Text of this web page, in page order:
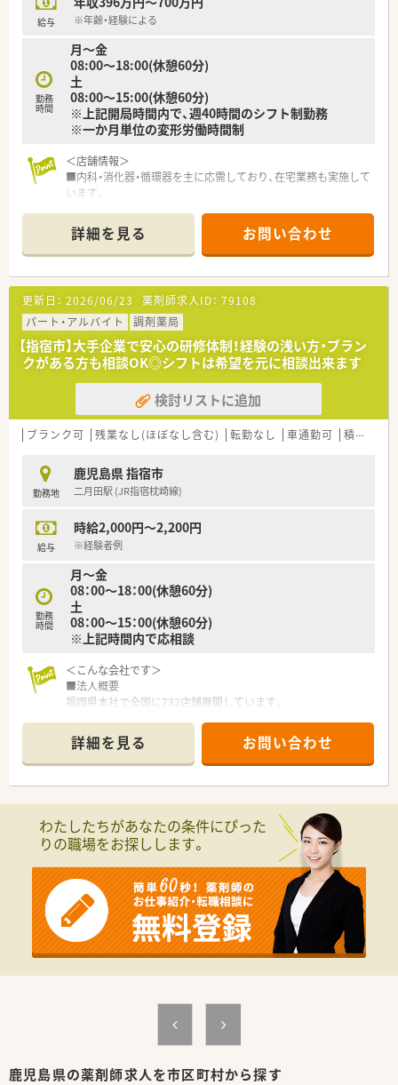
給与 ※年齢・経験による
勤務
時間
月～金
08:00～18:00(休憩60分)
土
08:00～15:00(休憩60分)
※上記開局時間内で、週40時間のシフト制勤務
※一か月単位の変形労働時間制
＜店舗情報＞
■内科・消化器・循環器を主に応需しており、在宅業務も実施して
います。
■広々とした駐車場も完備しています。
＜こんな会社です＞
■法人概要
福岡県本社で全国に700店舗以上展開しています。
■多彩なキャリアパス
公的機関の認定制度とは別に、社内の認定制度を設けており、
「がん」「腎臓」「小児」などの6つの分野へのスペシャリストを育
成しております。
■研修制度充実
企業独自の社内等級制度を設けており、各試験をクリアすること
で昇給昇格する制度を導入しております。
＜子育て支援企業＞
・妊婦通院休暇
・妊婦短時間勤務
・育児休業
・看護休暇
・短時間勤務
＜こんな方にオススメ＞
■調剤薬局のご経験がない方、ブランクのある方
■１人薬剤師などは避けて、周りに質問できる環境で働きたい方
■今後のライフイベントに備えて、転勤や育児に理解のある環境
を求める方
詳細を見る お問い合わせ
更新日： 2026/06/23 薬剤師求人ID： 79108
パート・アルバイト
調剤薬局
【指宿市】大手企業で安心の研修体制！経験の浅い方・ブラン
クがある方も相談OK◎シフトは希望を元に相談出来ます
検討リストに追加
ブランク可 残業なし(ほぼなし含む) 転勤なし 車通勤可 積雪なし
勤務地
鹿児島県 指宿市
二月田駅 (JR指宿枕崎線)
給与
時給2,000円～2,200円
※経験者例
勤務
時間
月～金
08：00～18：00(休憩60分)
土
08：00～15：00(休憩60分)
※上記時間内で応相談
＜こんな会社です＞
■法人概要
福岡県本社で全国に732店舗展開しています。
公的機関の認定制度とは別に、社内の認定制度を設けており、
「がん」「腎臓」「小児」などの6つの分野へのスペシャリストを育
成しております。
■研修制度充実
■子育て支援企業
「プラチナくるみん」を認定有り
・妊婦短時間勤務
・育児休業
・育児休業特別有給休暇。
・看護休暇
・短時間勤務
■全店でピッキングサポートシステムを標準導入
≪ こんな方におすすめ ≫
■１人薬剤師などは避けて、周りに質問できる環境で働きたい方
■今後のライフイベントに備えて、転勤や育児に理解のある環境
詳細を見る お問い合わせ
わたしたちがあなたの条件にぴった
りの職場をお探しします。
鹿児島県の薬剤師求人を市区町村から探す